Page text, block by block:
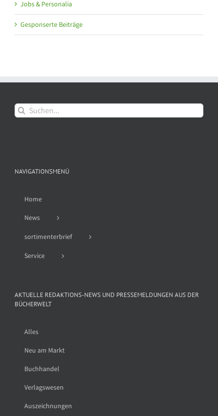
Jobs & Personalia
Gesponserte Beiträge
Suche
nach:
NAVIGATIONSMENÜ
Home
News
sortimenterbrief
Service
AKTUELLE REDAKTIONS-NEWS UND PRESSEMELDUNGEN AUS DER
BÜCHERWELT
Alles
Neu am Markt
Buchhandel
Verlagswesen
Auszeichnungen